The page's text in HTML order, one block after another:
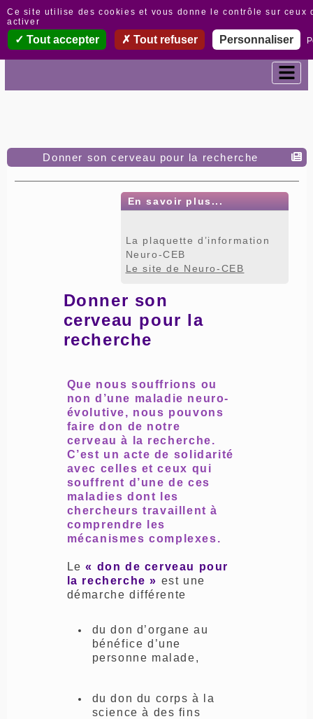
Donner son cerveau pour la recherche
En savoir plus...
La plaquette d’information
Neuro-CEB
Le site de Neuro-CEB
Donner son
cerveau pour la
recherche
Que nous souffrions ou
non d’une maladie neuro-
évolutive, nous pouvons
faire don de notre
cerveau à la recherche.
C’est un acte de solidarité
avec celles et ceux qui
souffrent d’une de ces
maladies dont les
chercheurs travaillent à
comprendre les
mécanismes complexes.
Le« don de cerveau pour
la recherche » est une
démarche différente
du don d’organe au
bénéfice d’une
personne malade,
du don du corps à la
science à des fins
Panneau de gestion des cookies
Ce site utilise des cookies et vous donne le contrôle sur ceux
activer
Tout accepter Tout refuser Personnaliser